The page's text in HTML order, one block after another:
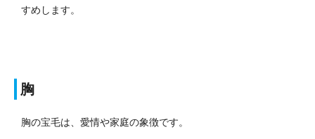
すめします。
胸
胸の宝毛は、愛情や家庭の象徴です。